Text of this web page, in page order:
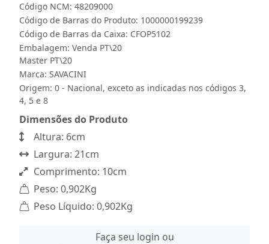
Código NCM: 48209000
Código de Barras do Produto: 1000000199239
Código de Barras da Caixa: CFOP5102
Embalagem: Venda PT\20
Master PT\20
Marca: SAVACINI
Origem: 0 - Nacional, exceto as indicadas nos códigos 3,
4, 5 e 8
Dimensões do Produto
Altura: 6cm
Largura: 21cm
Comprimento: 10cm
Peso: 0,902Kg
Peso Líquido: 0,902Kg
Faça seu login ou